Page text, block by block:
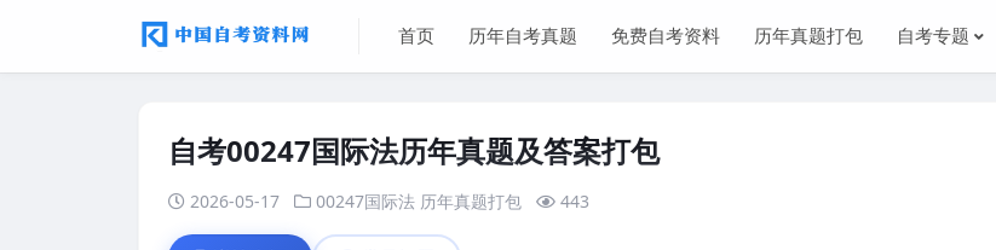
首页 历年自考真题 免费自考资料 历年真题打包 自考专题
自考00247国际法历年真题及答案打包
2026-05-17 00247国际法 历年真题打包 443